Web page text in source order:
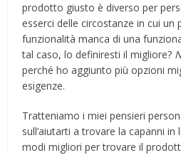
prodotto giusto è diverso per
esserci delle circostanze in cui un
funzionalità manca di una
tal caso, lo definiresti il ​​migliore?
perché ho aggiunto più opzioni
esigenze.
Tratteniamo i miei pensieri
sull’aiutarti a trovare la capanni in
modi migliori per trovare il